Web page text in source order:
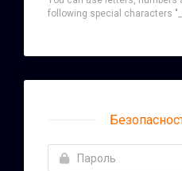
following special characters